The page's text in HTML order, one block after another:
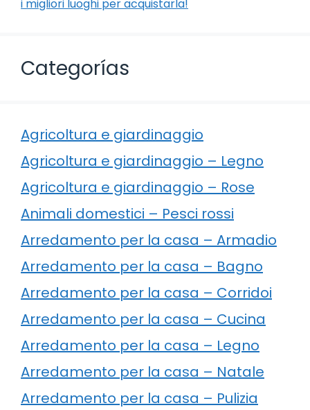
i migliori luoghi per acquistarla!
Categorías
Agricoltura e giardinaggio
Agricoltura e giardinaggio – Legno
Agricoltura e giardinaggio – Rose
Animali domestici – Pesci rossi
Arredamento per la casa – Armadio
Arredamento per la casa – Bagno
Arredamento per la casa – Corridoi
Arredamento per la casa – Cucina
Arredamento per la casa – Legno
Arredamento per la casa – Natale
Arredamento per la casa – Pulizia